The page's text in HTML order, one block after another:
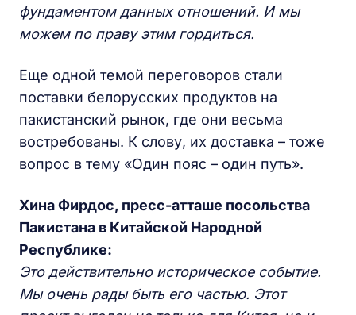
фундаментом данных отношений. И мы
можем по праву этим гордиться.
Еще одной темой переговоров стали
поставки белорусских продуктов на
пакистанский рынок, где они весьма
востребованы. К слову, их доставка – тоже
вопрос в тему «Один пояс – один путь».
Хина Фирдос, пресс-атташе посольства
Пакистана в Китайской Народной
Республике:
Это действительно историческое событие.
Мы очень рады быть его частью. Этот